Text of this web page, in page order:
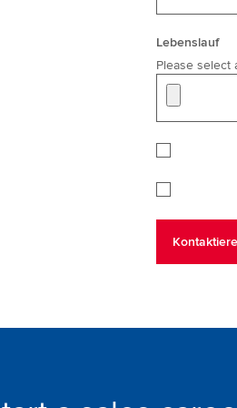
Lebenslauf
Please select